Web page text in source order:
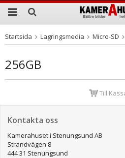
Produkten har blivit
Startsida Lagringsmedia Micro-SD
256GB
Till
Kontakta oss
Kamerahuset i Stenungsund AB
Strandvägen 8
444 31 Stenungsund